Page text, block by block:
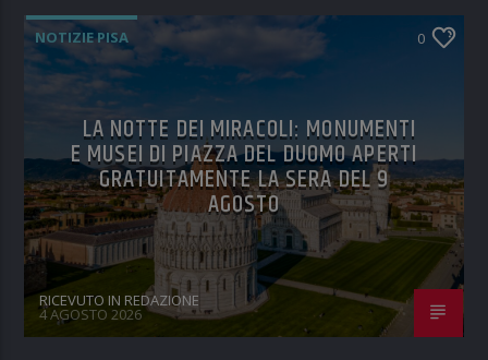
NOTIZIE PISA 0
LA NOTTE DEI MIRACOLI: MONUMENTI
E MUSEI DI PIAZZA DEL DUOMO APERTI
GRATUITAMENTE LA SERA DEL 9
AGOSTO
RICEVUTO IN REDAZIONE
4 AGOSTO 2026